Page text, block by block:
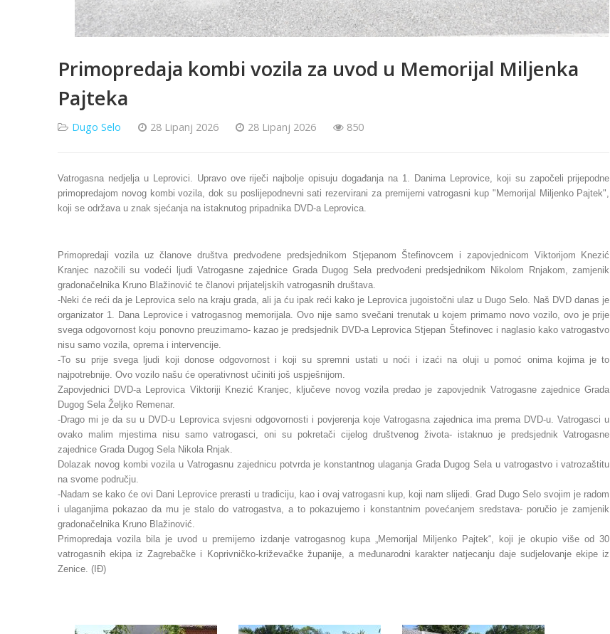
Primopredaja kombi vozila za uvod u Memorijal Miljenka
Pajteka
Dugo Selo 28 Lipanj 2026 28 Lipanj 2026 850
Vatrogasna nedjelja u Leprovici. Upravo ove riječi najbolje opisuju događanja na 1. Danima Leprovice, koji su započeli prijepodne
primopredajom novog kombi vozila, dok su poslijepodnevni sati rezervirani za premijerni vatrogasni kup "Memorijal Miljenko Pajtek",
koji se održava u znak sjećanja na istaknutog pripadnika DVD-a Leprovica.
Primopredaji vozila uz članove društva predvođene predsjednikom Stjepanom Štefinovcem i zapovjednicom Viktorijom Knezić
Kranjec nazočili su vodeći ljudi Vatrogasne zajednice Grada Dugog Sela predvođeni predsjednikom Nikolom Rnjakom, zamjenik
gradonačelnika Kruno Blažinović te članovi prijateljskih vatrogasnih društava.
-Neki će reći da je Leprovica selo na kraju grada, ali ja ću ipak reći kako je Leprovica jugoistočni ulaz u Dugo Selo. Naš DVD danas je
organizator 1. Dana Leprovice i vatrogasnog memorijala. Ovo nije samo svečani trenutak u kojem primamo novo vozilo, ovo je prije
svega odgovornost koju ponovno preuzimamo- kazao je predsjednik DVD-a Leprovica Stjepan Štefinovec i naglasio kako vatrogastvo
nisu samo vozila, oprema i intervencije.
-To su prije svega ljudi koji donose odgovornost i koji su spremni ustati u noći i izaći na oluji u pomoć onima kojima je to
najpotrebnije. Ovo vozilo našu će operativnost učiniti još uspješnijom.
Zapovjednici DVD-a Leprovica Viktoriji Knezić Kranjec, ključeve novog vozila predao je zapovjednik Vatrogasne zajednice Grada
Dugog Sela Željko Remenar.
-Drago mi je da su u DVD-u Leprovica svjesni odgovornosti i povjerenja koje Vatrogasna zajednica ima prema DVD-u. Vatrogasci u
ovako malim mjestima nisu samo vatrogasci, oni su pokretači cijelog društvenog života- istaknuo je predsjednik Vatrogasne
zajednice Grada Dugog Sela Nikola Rnjak.
Dolazak novog kombi vozila u Vatrogasnu zajednicu potvrda je konstantnog ulaganja Grada Dugog Sela u vatrogastvo i vatrozaštitu
na svome području.
-Nadam se kako će ovi Dani Leprovice prerasti u tradiciju, kao i ovaj vatrogasni kup, koji nam slijedi. Grad Dugo Selo svojim je radom
i ulaganjima pokazao da mu je stalo do vatrogastva, a to pokazujemo i konstantnim povećanjem sredstava- poručio je zamjenik
gradonačelnika Kruno Blažinović.
Primopredaja vozila bila je uvod u premijerno izdanje vatrogasnog kupa „Memorijal Miljenko Pajtek“, koji je okupio više od 30
vatrogasnih ekipa iz Zagrebačke i Koprivničko-križevačke županije, a međunarodni karakter natjecanju daje sudjelovanje ekipe iz
Zenice. (IĐ)